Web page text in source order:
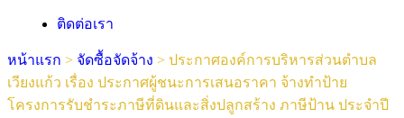
ติดต่อเรา
หน้าแรก > จัดซื้อจัดจ้าง > ประกาศองค์การบริหารส่วนตำบล
เวียงแก้ว เรื่อง ประกาศผู้ชนะการเสนอราคา จ้างทำป้าย
โครงการรับชำระภาษีที่ดินและสิ่งปลูกสร้าง ภาษีป้าน ประจำปี